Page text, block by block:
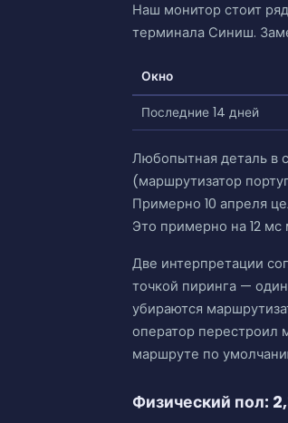
Наш монитор стоит
терминала Синиш.
Окно
Последние 14 дней
Любопытная деталь в
(маршрутизатор
Примерно 10 апреля
Это примерно на 12
Две интерпретации
точкой пиринга —
убираются
оператор перестроил
маршруте по
Физический пол: